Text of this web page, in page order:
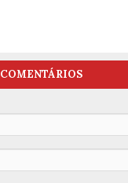
COMENTÁRIOS